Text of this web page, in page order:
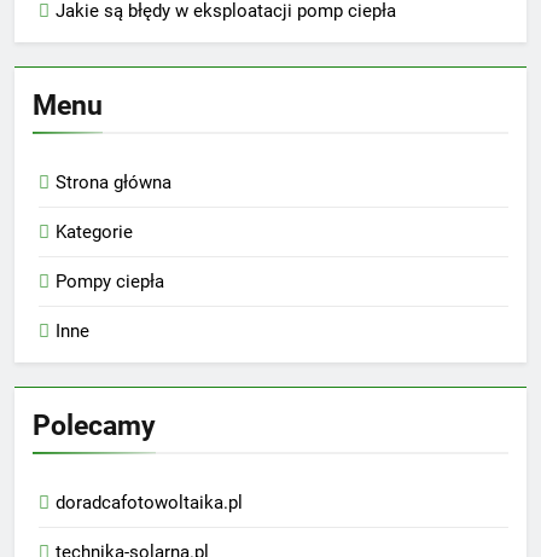
Jakie są błędy w eksploatacji pomp ciepła
Menu
Strona główna
Kategorie
Pompy ciepła
Inne
Polecamy
doradcafotowoltaika.pl
technika-solarna.pl